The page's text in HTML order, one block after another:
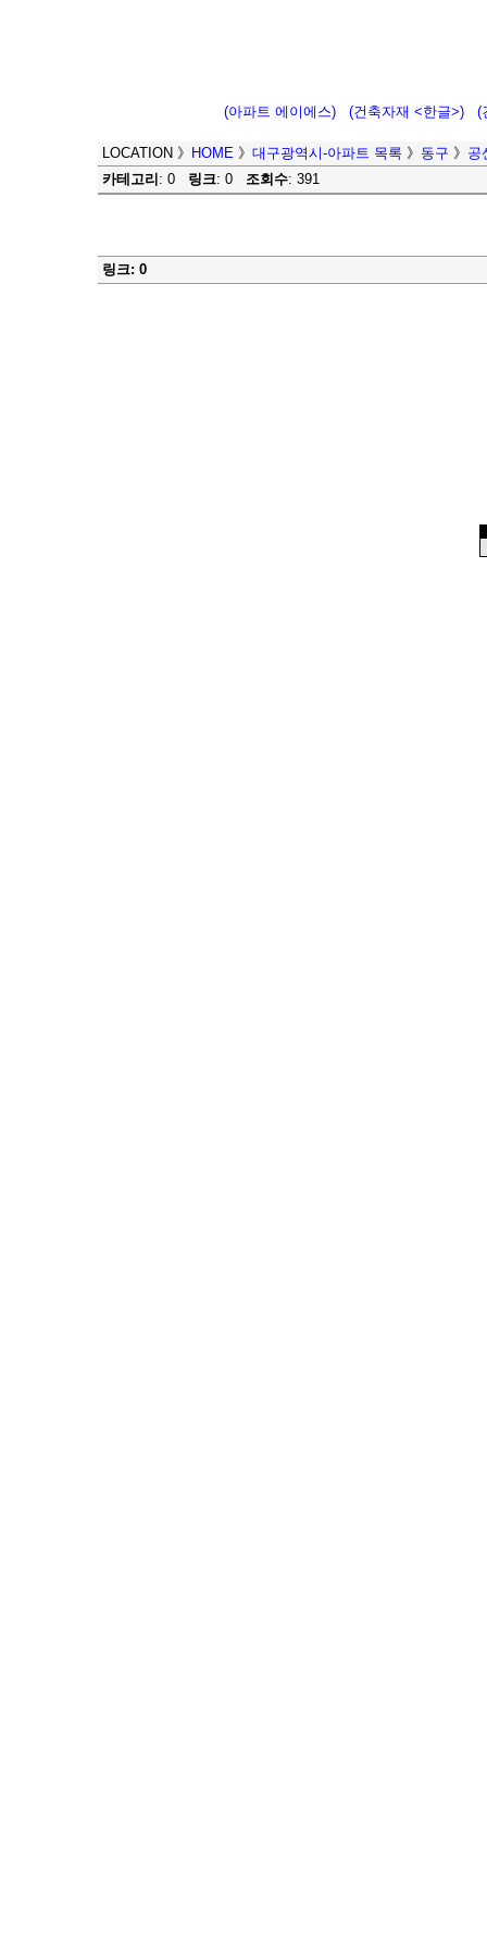
(아파트 에이에스) (건축자재 <한글>) (
LOCATION 》 HOME 》 대구광역시-아파트 목록 》 동구 》 공
카테고리 : 0 링크: 0 조회수: 391
링크: 0